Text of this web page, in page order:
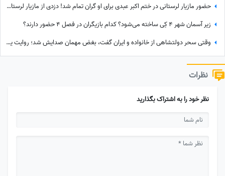
حضور مازیار لرستانی در ختم اکبر عبدی برای او گران تمام شد! دزدی از مازیار لرستانی اونم تو روز روشن!
زیر آسمان شهر 4 کِی ساخته می‌شود؟ کدام بازیگران در فصل 4 حضور دارند؟
وقتی سحر دولتشاهی از خانواده و ایران گفت، بغض مهمان صدایش شد؛ روایت یک دلبستگی عمیق به وسعت یک خانه به نام ایران❤«همه خانواده‌ام خارج هستند ولی...»
نظرات
نظر خود را به اشتراک بگذارید